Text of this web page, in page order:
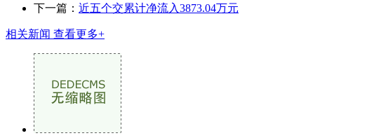
下一篇： 近五个交累计净流入3873.04万元
相关新闻 查看更多+